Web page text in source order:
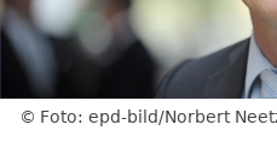
Foto: epd-bild/Norbert